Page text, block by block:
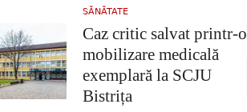
SĂNĂTATE
Caz critic salvat printr-o
mobilizare medicală
exemplară la SCJU
Bistrița